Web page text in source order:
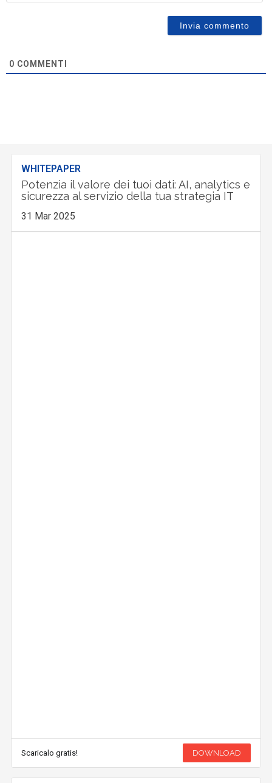
0 COMMENTI
WHITEPAPER
Potenzia il valore dei tuoi dati: AI, analytics e
sicurezza al servizio della tua strategia IT
31 Mar 2025
Scaricalo gratis! DOWNLOAD